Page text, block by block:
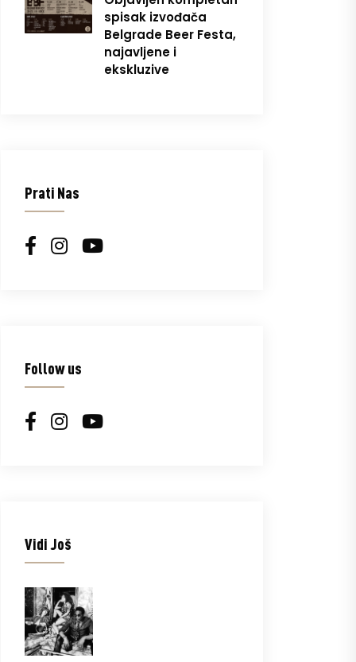
spisak izvođača
Belgrade Beer Festa,
najavljene i
ekskluzive
Prati Nas
Follow us
Vidi Još